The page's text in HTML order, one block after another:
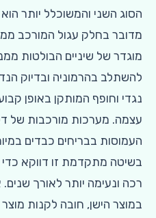
הסוג השני והמשוכלל יותר הוא
מדובר בחלק עגול המורכב
מוגדר של שיניים הבולטות
להשתלב בהרמוניה ובדיוק
נגדי וחופף המותקן באופן
עצמה. מערכות מורכבות של
העמוסות בבריחים כבדים
בשיטה מתקדמת זו דווקא
רכה ונעימה יותר לאורך
במוצר הישן, חובה לקנות